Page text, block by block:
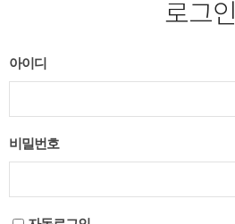
로그인
아이디
비밀번호